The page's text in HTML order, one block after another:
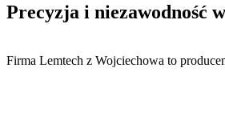
Precyzja i niezawodność
Firma Lemtech z Wojciechowa to